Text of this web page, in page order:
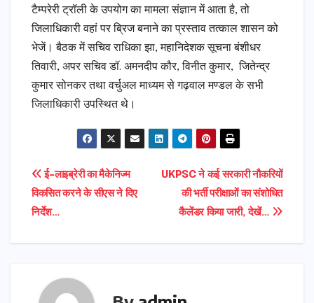
टैम्परेरी ट्रॉली के उपयोग का मामला संज्ञान में आता है, तो
जिलाधिकारी वहां पर ब्रिज बनाने का प्रस्ताव तत्काल शासन को
भेजें। बैठक में सचिव राधिका झा, महानिदेशक सूचना बंशीधर
तिवारी, अपर सचिव डॉ. अमनदीप कौर, विनीत कुमार, जितेन्द्र
कुमार सोनकर तथा वर्चुअल माध्यम से गढ़वाल मण्डल के सभी
जिलाधिकारी उपस्थित थे।
Post
navigation
UKPSC ने कई सरकारी नौकरियों
की भर्ती परीक्षाओं का संशोधित
कैलेंडर किया जारी, देखें…
ई-लाइब्रेरी का मैकेनिज्म
विकसित करने के सीएस ने दिए
निर्देश…